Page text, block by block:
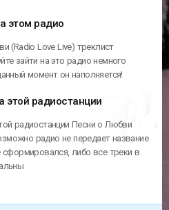
этом радио
(Radio Love Live) треклист
зайти на это радио немного
момент он наполняется!
этой радиостанции
радиостанции Песни о Любви
радио не передает название
сформировался, либо все треки в